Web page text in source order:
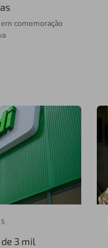
comemoração
3 mil